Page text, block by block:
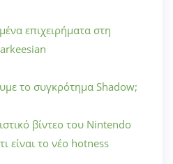
επιχειρήματα στη
το συγκρότημα Shadow;
βίντεο του Nintendo
είναι το νέο hotness